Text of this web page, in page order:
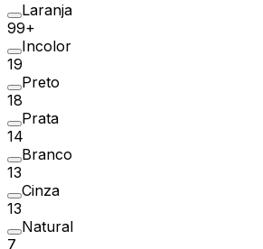
Laranja
99+
Incolor
19
Preto
18
Prata
14
Branco
13
Cinza
13
Natural
7